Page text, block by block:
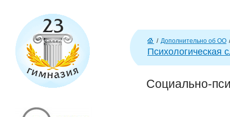
Г
л
н
/ Дополнительно об ОО /
Психологическая
Социально-